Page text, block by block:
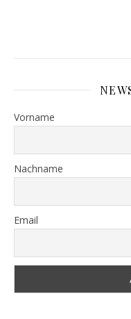
Vorname
Nachname
Email